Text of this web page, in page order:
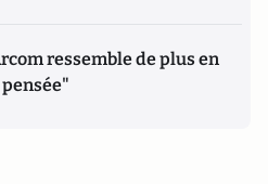
ressemble de plus en